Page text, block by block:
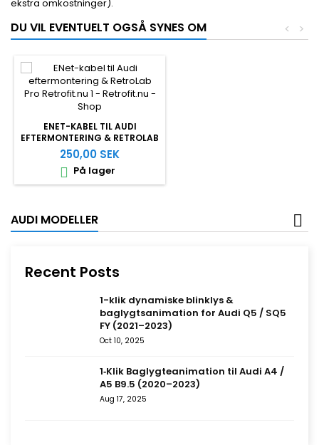
AUDI MODELLER
Recent Posts
1-klik dynamiske blinklys &
baglygtsanimation for Audi Q5 / SQ5
FY (2021–2023)
Oct 10, 2025
1‑Klik Baglygteanimation til Audi A4 /
A5 B9.5 (2020–2023)
Aug 17, 2025
ekstra omkostninger).
DU VIL EVENTUELT OGSÅ SYNES OM >
<
ENET-KABEL TIL AUDI
EFTERMONTERING & RETROLAB
PRO
250,00 SEK
 På lager